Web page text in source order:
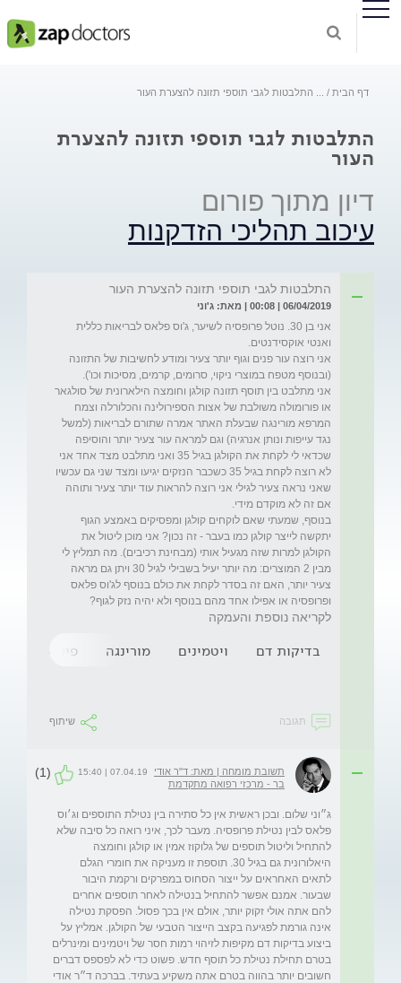
דף הבית התלבטות לגבי תוספי תזונה להצערת העור
התלבטות לגבי תוספי תזונה להצערת
העור
דיון מתוך פורום
עיכוב תהליכי הזדקנות
התלבטות לגבי תוספי תזונה להצערת העור
06/04/2019 | 00:08 | מאת: ג'וני
אני בן 30. נוטל פרופסיה לשיער, ג'וס פלאס לבריאות כללית
אני רוצה עור פנים וגוף יותר צעיר ומודע לחשיבות של התזונה
אני מתלבט בין תוסף תזונה קולגן וחומצה הילארונית של סולגאר
או פורומולה משולבת של אצות הספירולינה והכלורלה וצמח
המרפא מורינגה שבעלת האתר אמרה שתורם לבריאות (למשל
נגד עייפות ונותן אנרגיה) וגם למראה עור צעיר יותר והוסיפה
שכדאי לי לקחת את הקולגן בגיל 35 ואני מתלבט מצד אחד אני
לא רוצה לקחת בגיל 35 כשכבר הנזקים יגיעו ומצד שני גם עכשיו
שאני נראה צעיר לגילי אני רוצה להראות עוד יותר צעיר ותוהה
בנוסף, שמעתי שאם לוקחים קולגן ומפסיקים באמצע הגוף
יתקשה לייצר קולגן כמו בעבר - זה נכון? אני מוכן ליטול את
הקולגן למרות שזה מגעיל אותי (מבחינת רכיבים). מה תמליץ לי
מבין 2 המוצרים: מה יותר יעיל בשבילי לגיל 30 ויתן גם מראה
צעיר יותר, האם זה בסדר לקחת את כולם בנוסף לג'וס פלאס
ופרופסיה או אפילו אחד מהם בנוסף ולא יהיה נזק לגוף?
לקריאה נוספת והעמקה
בדיקות דם ויטמינים מורינגה פינסטריד
תגובה שיתוף
תשובת מומחה | מאת: ד"ר אודי
בר - מרכזי רפואה מתקדמת
07.04.19 | 15:40
(1)
ג״וני שלום. ובכן ראשית אין כל סתירה בין נטילת התוספים וג׳וס
פלאס לבין נטילת פרופסיה. מעבר לכך, איני רואה כל סיבה שלא
להתחיל וליטול תוספים של גלוקוז אמין או קולגן וחומצה
היאלורונית גם בגיל 30. תוספת זו מעניקה את חומרי הגלם
לתאים האחראים על ייצור הסחוס במפרקים ורקמת היבור
שבעור. אמנם אפשר להתחיל בנטילה לאחר תוספים אחרים
להם אתה אולי זקוק יותר, אולם אין בכך פסול. הפסקת נטילה
אינה גורמת לפגיעה בקצב הייצור הטבעי של הקולגן. אמליץ על
ביצוע בדיקות דם מקיפות לזיהוי רמות חסר של ויטמינים ומינרלים
בטרם תחילת נטילת כל תוסף חדש. פשוט כדי לא לפספס דברים
חשובים יותר בהווה בטרם אתה משקיע בעתיד. בברכה ד״ר אודי